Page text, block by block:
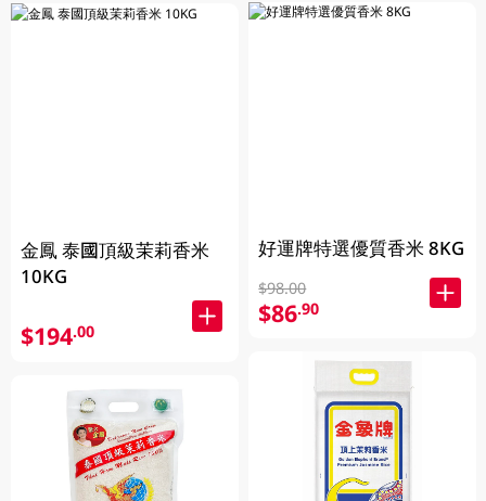
金鳳 泰國頂級茉莉香米
10KG
$194.00
好運牌特選優質香米 8KG
$98.00
$86.90